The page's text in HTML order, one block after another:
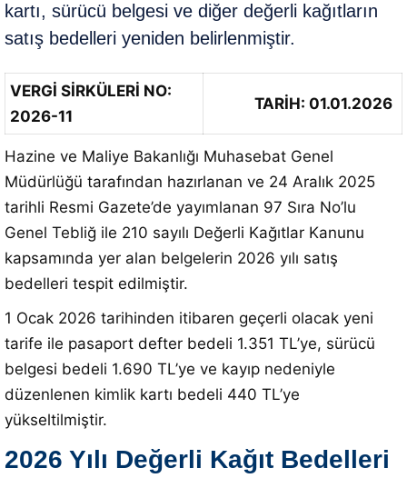
kartı, sürücü belgesi ve diğer değerli kağıtların
satış bedelleri yeniden belirlenmiştir.
VERGİ SİRKÜLERİ NO:
2026-11
TARİH: 01.01.2026
Hazine ve Maliye Bakanlığı Muhasebat Genel
Müdürlüğü tarafından hazırlanan ve 24 Aralık 2025
tarihli Resmi Gazete’de yayımlanan 97 Sıra No’lu
Genel Tebliğ ile 210 sayılı Değerli Kağıtlar Kanunu
kapsamında yer alan belgelerin 2026 yılı satış
bedelleri tespit edilmiştir.
1 Ocak 2026 tarihinden itibaren geçerli olacak yeni
tarife ile pasaport defter bedeli 1.351 TL’ye, sürücü
belgesi bedeli 1.690 TL’ye ve kayıp nedeniyle
düzenlenen kimlik kartı bedeli 440 TL’ye
yükseltilmiştir.
2026 Yılı Değerli Kağıt Bedelleri